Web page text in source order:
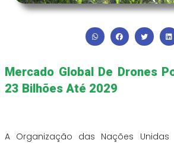
Mercado Global De Drones
23 Bilhões Até 2029
A Organização das Nações